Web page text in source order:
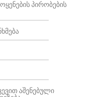
ᲞᲘᲠᲝᲑᲔᲑᲘᲡ
ᲐᲨᲔᲜᲔᲑᲣᲚᲘ